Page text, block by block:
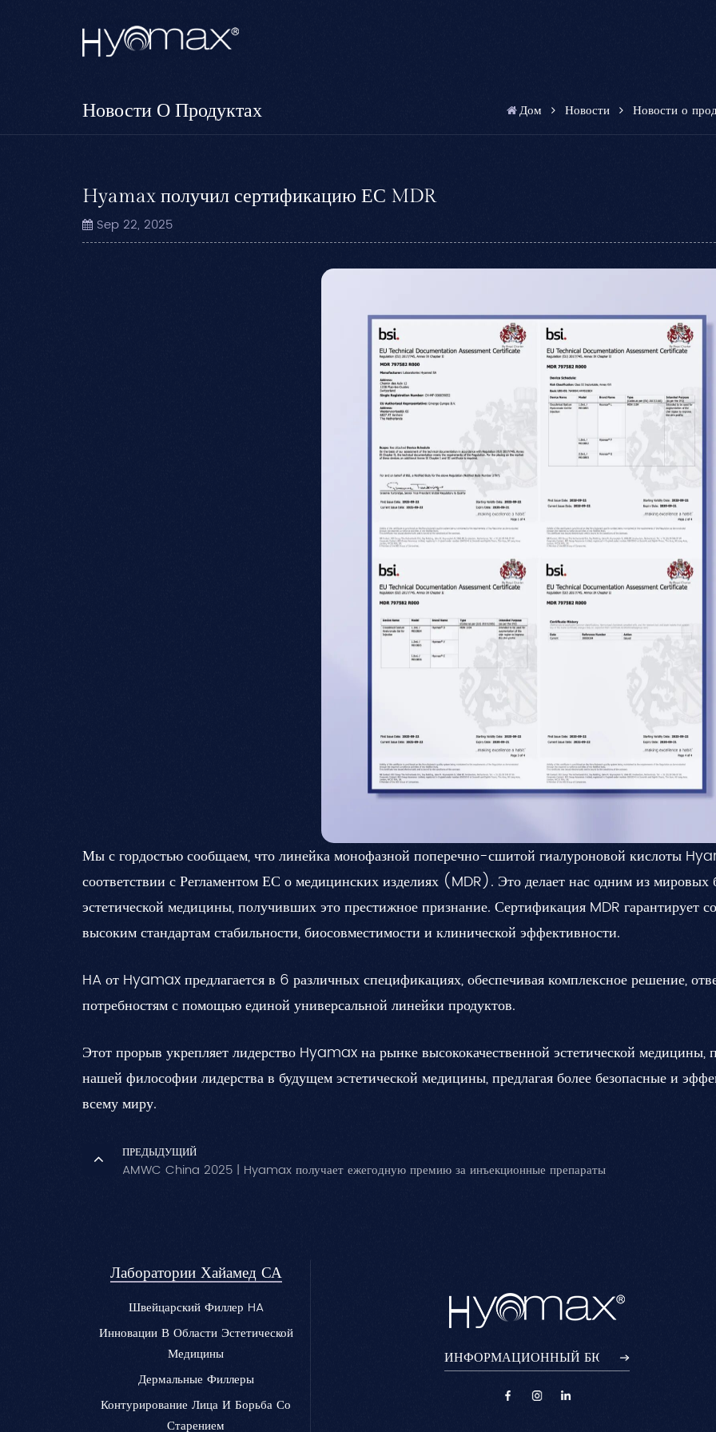
Новости О Продуктах Дом Новости Новости о
Hyamax получил сертификацию ЕС MDR
Sep 22, 2025
Мы с гордостью сообщаем, что линейка монофазной поперечно-сшитой гиалуроновой кислоты
соответствии с Регламентом ЕС о медицинских изделиях (MDR). Это делает нас одним из
эстетической медицины, получивших это престижное признание. Сертификация MDR гарантирует
высоким стандартам стабильности, биосовместимости и клинической эффективности.
HA от Hyamax предлагается в 6 различных спецификациях, обеспечивая комплексное решение,
потребностям с помощью единой универсальной линейки продуктов.
Этот прорыв укрепляет лидерство Hyamax на рынке высококачественной эстетической
нашей философии лидерства в будущем эстетической медицины, предлагая более безопасные и
всему миру.
ПРЕДЫДУЩИЙ
AMWC China 2025 | Hyamax получает ежегодную премию за инъекционные препараты
Лаборатории Хайамед СА
Швейцарский Филлер HA
Инновации В Области Эстетической
Медицины
Дермальные Филлеры
Контурирование Лица И Борьба Со
Старением